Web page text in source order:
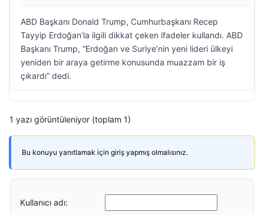
ABD Başkanı Donald Trump, Cumhurbaşkanı Recep
Tayyip Erdoğan’la ilgili dikkat çeken ifadeler kullandı. ABD
Başkanı Trump, “Erdoğan ve Suriye’nin yeni lideri ülkeyi
yeniden bir araya getirme konusunda muazzam bir iş
çıkardı” dedi.
1 yazı görüntüleniyor (toplam 1)
Bu konuyu yanıtlamak için giriş yapmış olmalısınız.
Kullanıcı adı: